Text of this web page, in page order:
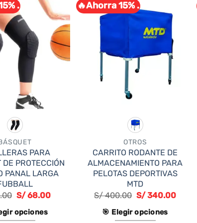
.
PARA
DE PROTECCIÓN
PANAL LARGA
S/68.00
opciones
🔥Ahorra 15% .
OTROS
CARRITO RODANTE DE
ALMACENAMIENTO PARA
PELOTAS DEPORTIVAS
MTD
S/400.00 S/340.00
🎯 Elegir opciones